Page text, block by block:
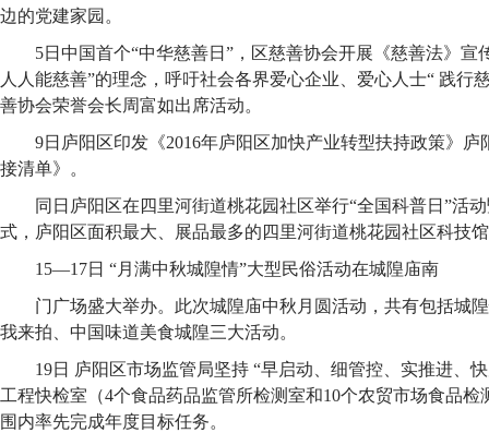
边的党建家园。
5日中国首个“中华慈善日”，区慈善协会开展《慈善法》宣
人人能慈善”的理念，呼吁社会各界爱心企业、爱心人士“ 践行
善协会荣誉会长周富如出席活动。
9日庐阳区印发《2016年庐阳区加快产业转型扶持政策》庐
接清单》。
同日庐阳区在四里河街道桃花园社区举行“全国科普日”活
式，庐阳区面积最大、展品最多的四里河街道桃花园社区科技
15—17日 “月满中秋城隍情”大型民俗活动在城隍庙南
门广场盛大举办。此次城隍庙中秋月圆活动，共有包括城
我来拍、中国味道美食城隍三大活动。
19日 庐阳区市场监管局坚持 “早启动、细管控、实推进、
工程快检室（4个食品药品监管所检测室和10个农贸市场食品
围内率先完成年度目标任务。